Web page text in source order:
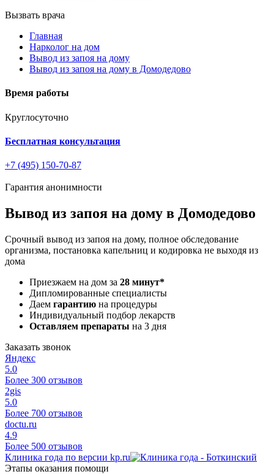
Вызвать врача
Главная
Нарколог на дом
Вывод из запоя на дому
Вывод из запоя на дому в Домодедово
Время работы
Круглосуточно
Бесплатная консультация
+7 (495) 150-70-87
Гарантия анонимности
Вывод из запоя на дому в Домодедово
Срочный вывод из запоя на дому, полное обследование
организма, постановка капельниц и кодировка не выходя из
дома
Приезжаем на дом за 28 минут*
Дипломированные специалисты
Даем гарантию на процедуры
Индивидуальный подбор лекарств
Оставляем препараты на 3 дня
Заказать звонок
Яндекс
5.0
Более 300 отзывов
2gis
5.0
Более 700 отзывов
doctu.ru
4.9
Более 500 отзывов
Клиника года по версии kp.ru
Этапы оказания помощи